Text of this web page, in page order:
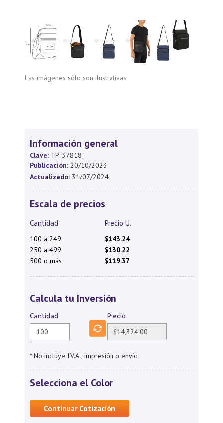
Las imágenes sólo son ilustrativas
Información general
Clave: TP-37818
Publicación: 20/10/2023
Actualizado: 31/07/2024
Escala de precios
Cantidad Precio U.
100 a 249
$143.24
250 a 499
$130.22
500 o más
$119.37
Calcula tu Inversión
Cantidad Precio
* No incluye I.V.A., impresión o envío
Selecciona el Color
Continuar Cotización